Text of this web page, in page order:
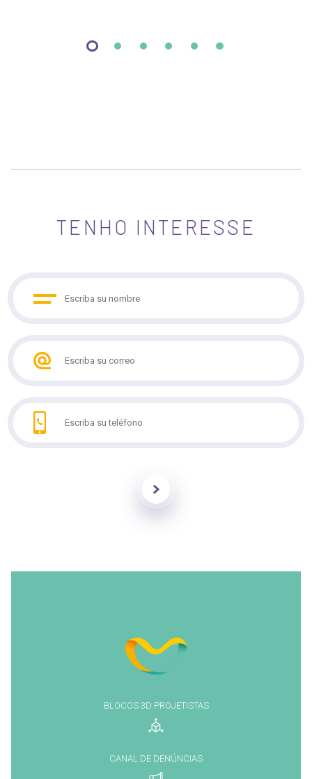
TENHO INTERESSE
BLOCOS 3D PROJETISTAS
CANAL DE DENÚNCIAS